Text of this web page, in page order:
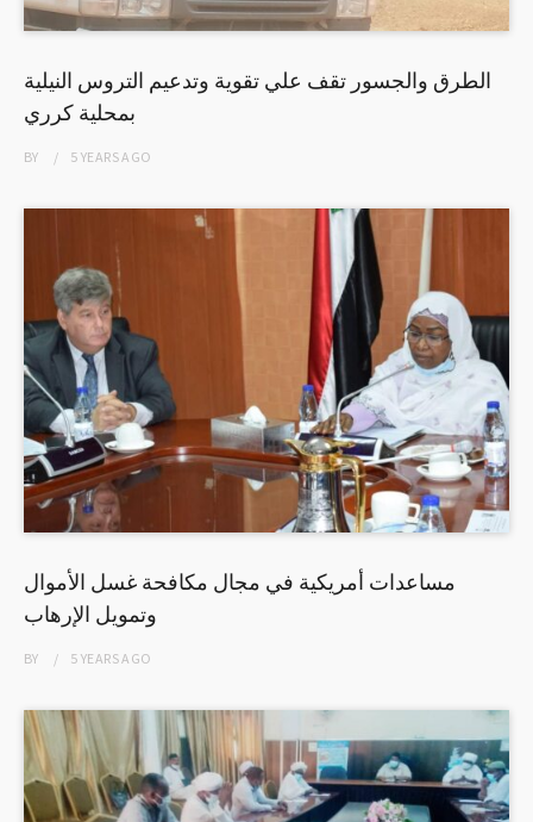
الطرق والجسور تقف علي تقوية وتدعيم التروس النيلية
بمحلية كرري
BY 5 YEARSAGO
مساعدات أمريكية في مجال مكافحة غسل الأموال
وتمويل الإرهاب
BY 5 YEARSAGO